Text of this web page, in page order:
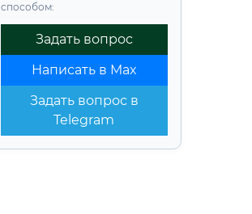
способом:
Задать вопрос
Написать в Max
Задать вопрос в
Telegram